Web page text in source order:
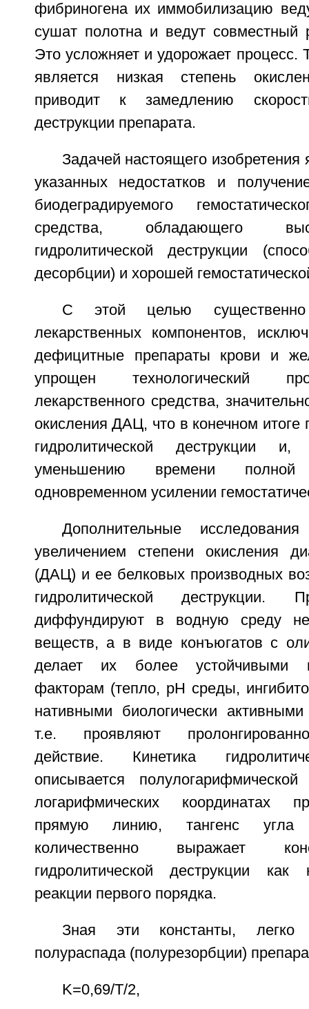
фибриногена их иммобилизацию
сушат полотна и ведут совместный
Это усложняет и удорожает процесс.
является низкая степень
приводит к замедлению
деструкции препарата.
Задачей настоящего изобретения
указанных недостатков и
биодеградируемого
средства, обладающего
гидролитической деструкции
десорбции) и хорошей
С этой целью
лекарственных компонентов,
дефицитные препараты крови и
упрощен технологический
лекарственного средства,
окисления ДАЦ, что в конечном итоге
гидролитической деструкции
уменьшению времени
одновременном усилении
Дополнительные
увеличением степени окисления
(ДАЦ) и ее белковых производных
гидролитической
диффундируют в водную среду
веществ, а в виде конъюгатов с
делает их более устойчивыми
факторам (тепло, pH среды,
нативными биологически
т.е. проявляют
действие. Кинетика
описывается
логарифмических координатах
прямую линию, тангенс угла
количественно выражает
гидролитической деструкции как
реакции первого порядка.
Зная эти константы, легко
полураспада (полурезорбции)
K=0,69/T/2,